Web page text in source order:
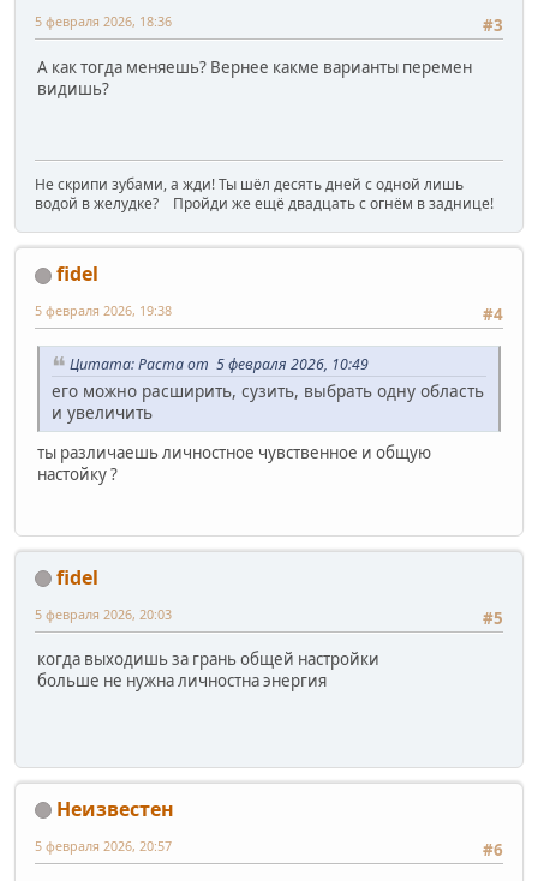
#3
5 февраля 2026, 18:36
А как тогда меняешь? Вернее какме варианты перемен
видишь?
Не скрипи зубами, а жди! Ты шёл десять дней с одной лишь
водой в желудке? Пройди же ещё двадцать с огнём в заднице!
fidel
#4
5 февраля 2026, 19:38
Цитата: Раста от 5 февраля 2026, 10:49
его можно расширить, сузить, выбрать одну область
и увеличить
ты различаешь личностное чувственное и общую
настойку ?
fidel
#5
5 февраля 2026, 20:03
когда выходишь за грань общей настройки
больше не нужна личностна энергия
Неизвестен
#6
5 февраля 2026, 20:57